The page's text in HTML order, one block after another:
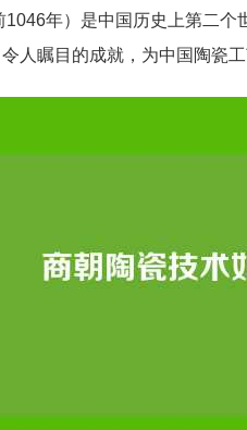
年）是中国历史上第二个
人瞩目的成就，为中国陶瓷